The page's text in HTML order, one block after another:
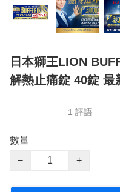
日本獅王LION
解熱止痛錠 40錠 最
1 評語
數量
−
+